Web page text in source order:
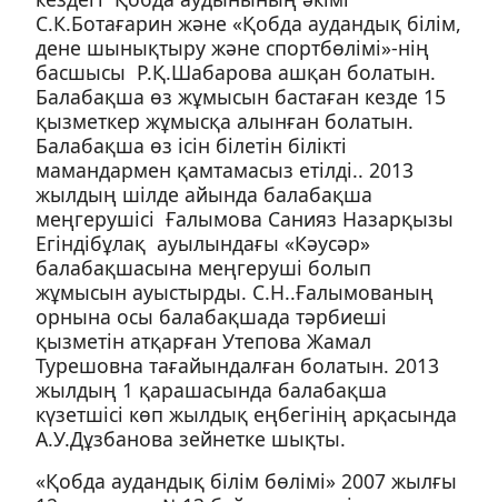
С.К.Ботағарин және «Қобда аудандық білім,
дене шынықтыру және спортбөлімі»-нің
басшысы Р.Қ.Шабарова ашқан болатын.
Балабақша өз жұмысын бастаған кезде 15
қызметкер жұмысқа алынған болатын.
Балабақша өз ісін білетін білікті
мамандармен қамтамасыз етілді.. 2013
жылдың шілде айында балабақша
меңгерушісі Ғалымова Санияз Назарқызы
Егіндібұлақ ауылындағы «Кәусәр»
балабақшасына меңгеруші болып
жұмысын ауыстырды. С.Н..Ғалымованың
орнына осы балабақшада тәрбиеші
қызметін атқарған Утепова Жамал
Турешовна тағайындалған болатын. 2013
жылдың 1 қарашасында балабақша
күзетшісі көп жылдық еңбегінің арқасында
А.У.Дұзбанова зейнетке шықты.
«Қобда аудандық білім бөлімі» 2007 жылғы